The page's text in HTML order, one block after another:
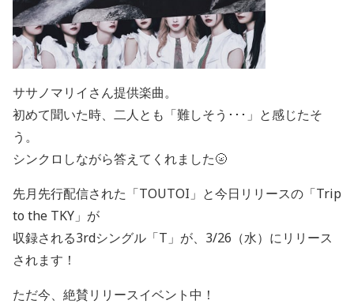
ササノマリイさん提供楽曲。
初めて聞いた時、二人とも「難しそう･･･」と感じたそ
う。
シンクロしながら答えてくれました🌝
先月先行配信された「TOUTOI」と今日リリースの「Trip
to the TKY」が
収録される3rdシングル「T」が、3/26（水）にリリース
されます！
ただ今、絶賛リリースイベント中！